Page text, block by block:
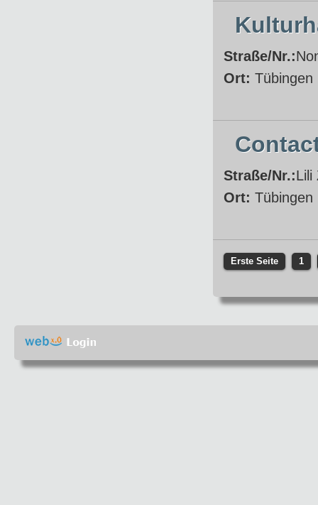
Straße/Nr.:
Ort: Tübingen
Straße/Nr.:Lili
Ort: Tübingen
Erste Seite 1